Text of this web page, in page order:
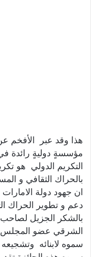
هذا وقد عبر الأفخم عن
مؤسسةٍ دوليةٍ رائدة في
التكريم الدولي هو
بالحراك الثقافي و
ان جهود دولة
دعم و تطوير الحراك
بالشكر الجزيل
الشرقي عضو المجلس
سموه لابنائه